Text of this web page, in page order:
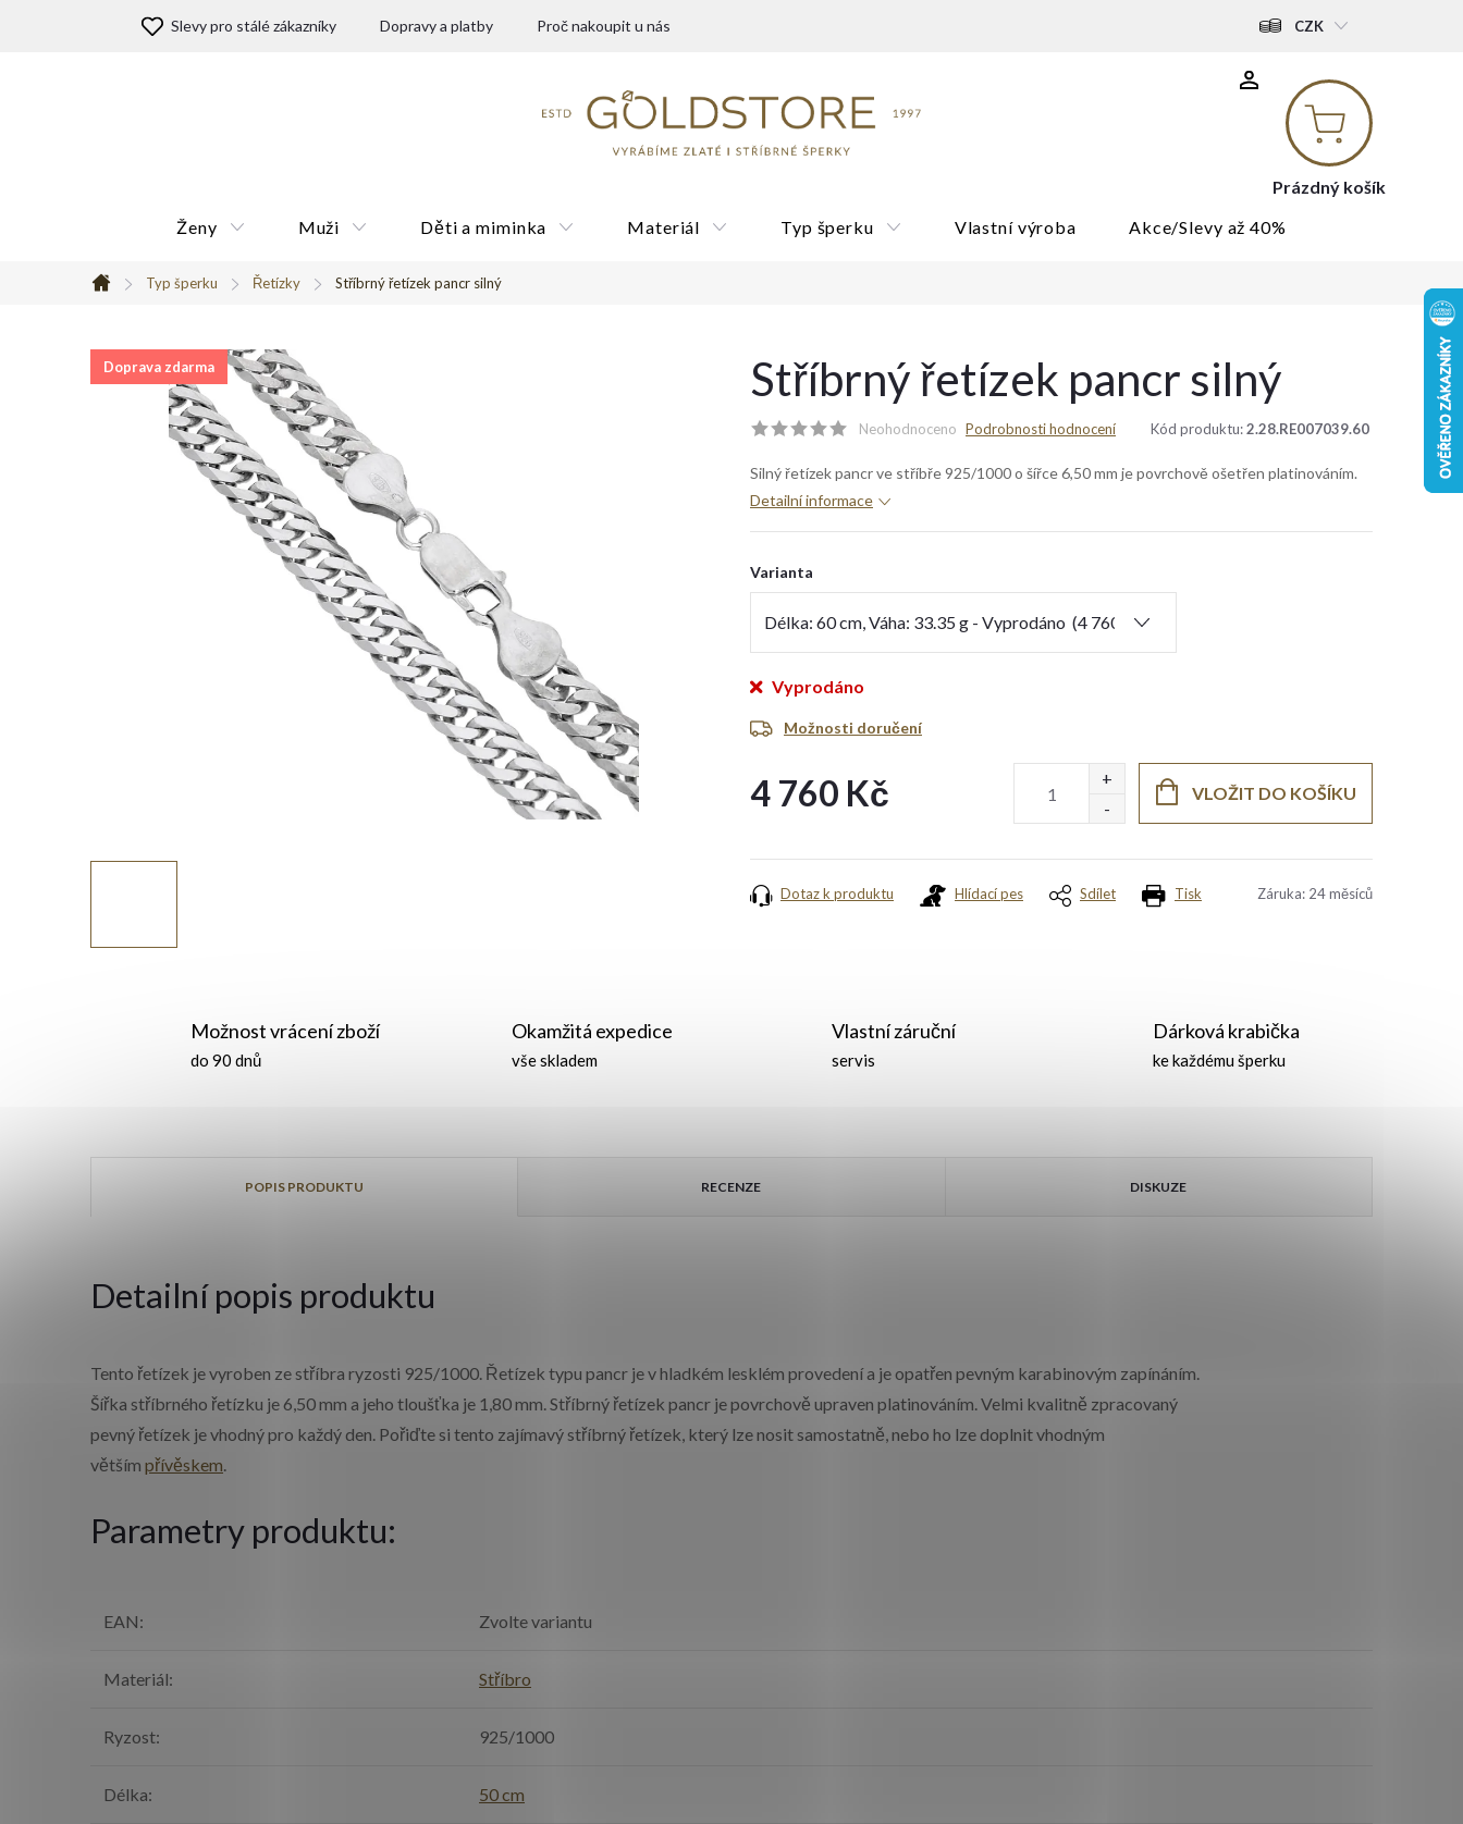
Slevy pro stálé zákazníky Dopravy a platby Proč nakoupit u nás CZK
Nákupní
košík
Prázdný košík
Ženy
Muži Děti a miminka Materiál Typ šperku Vlastní výroba Akce/Slevy až 40%
Domů
Typ šperku Řetízky Stříbrný řetízek pancr silný
Doprava zdarma Stříbrný řetízek pancr silný
Neohodnoceno Podrobnosti hodnocení Kód produktu:2.28.RE007039.60
Silný řetízek pancr ve stříbře 925/1000 o šířce 6,50 mm je povrchově ošetřen platinováním.
Detailní informace
Varianta
Vyprodáno
Možnosti doručení
4 760 Kč VLOŽIT DO KOŠÍKU
Tisk
Dotaz k produktu Hlídací pes Sdílet Záruka: 24 měsíců
Dárková krabička
ke každému šperku
Možnost vrácení zboží
do 90 dnů
Okamžitá expedice
vše skladem
Vlastní záruční
servis
POPIS PRODUKTU RECENZE DISKUZE
Detailní popis produktu
Tento řetízek je vyroben ze stříbra ryzosti 925/1000. Řetízek typu pancr je v hladkém lesklém provedení a je opatřen pevným karabinovým zapínáním.
Šířka stříbrného řetízku je 6,50 mm a jeho tloušťka je 1,80 mm. Stříbrný řetízek pancr je povrchově upraven platinováním. Velmi kvalitně zpracovaný
pevný řetízek je vhodný pro každý den. Pořiďte si tento zajímavý stříbrný řetízek, který lze nosit samostatně, nebo ho lze doplnit vhodným
větším přívěskem.
Parametry produktu:
EAN: Zvolte variantu
Materiál: Stříbro
Ryzost: 925/1000
Délka: 50 cm